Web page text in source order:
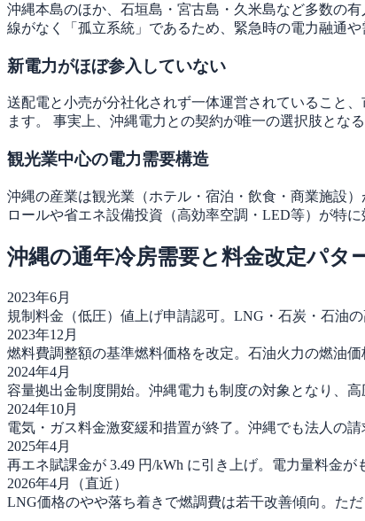
沖縄本島のほか、石垣島・宮古島・久米島など多数の
線がなく「孤立系統」であるため、緊急時の電力融通や
新電力がほぼ参入していない
送配電と小売が分社化されず一体運営されていること
ます。 事実上、沖縄電力との契約が唯一の選択肢とな
観光業中心の電力需要構造
沖縄の産業は観光業（ホテル・宿泊・飲食・商業施設
ロールや省エネ設備投資（高効率空調・LED等）が特に
沖縄の通年冷房需要と料金改定パタ
2023年6月
規制料金（低圧）値上げ申請認可。LNG・石炭・石油
2023年12月
燃料費調整額の基準燃料価格を改定。石油火力の燃油
2024年4月
容量拠出金制度開始。沖縄電力も制度の対象となり、
2024年10月
電気・ガス料金激変緩和措置が終了。沖縄でも法人の
2025年4月
再エネ賦課金が 3.49 円/kWh に引き上げ。電力量料金
2026年4月（直近）
LNG価格のやや落ち着きで燃調費は若干改善傾向。た